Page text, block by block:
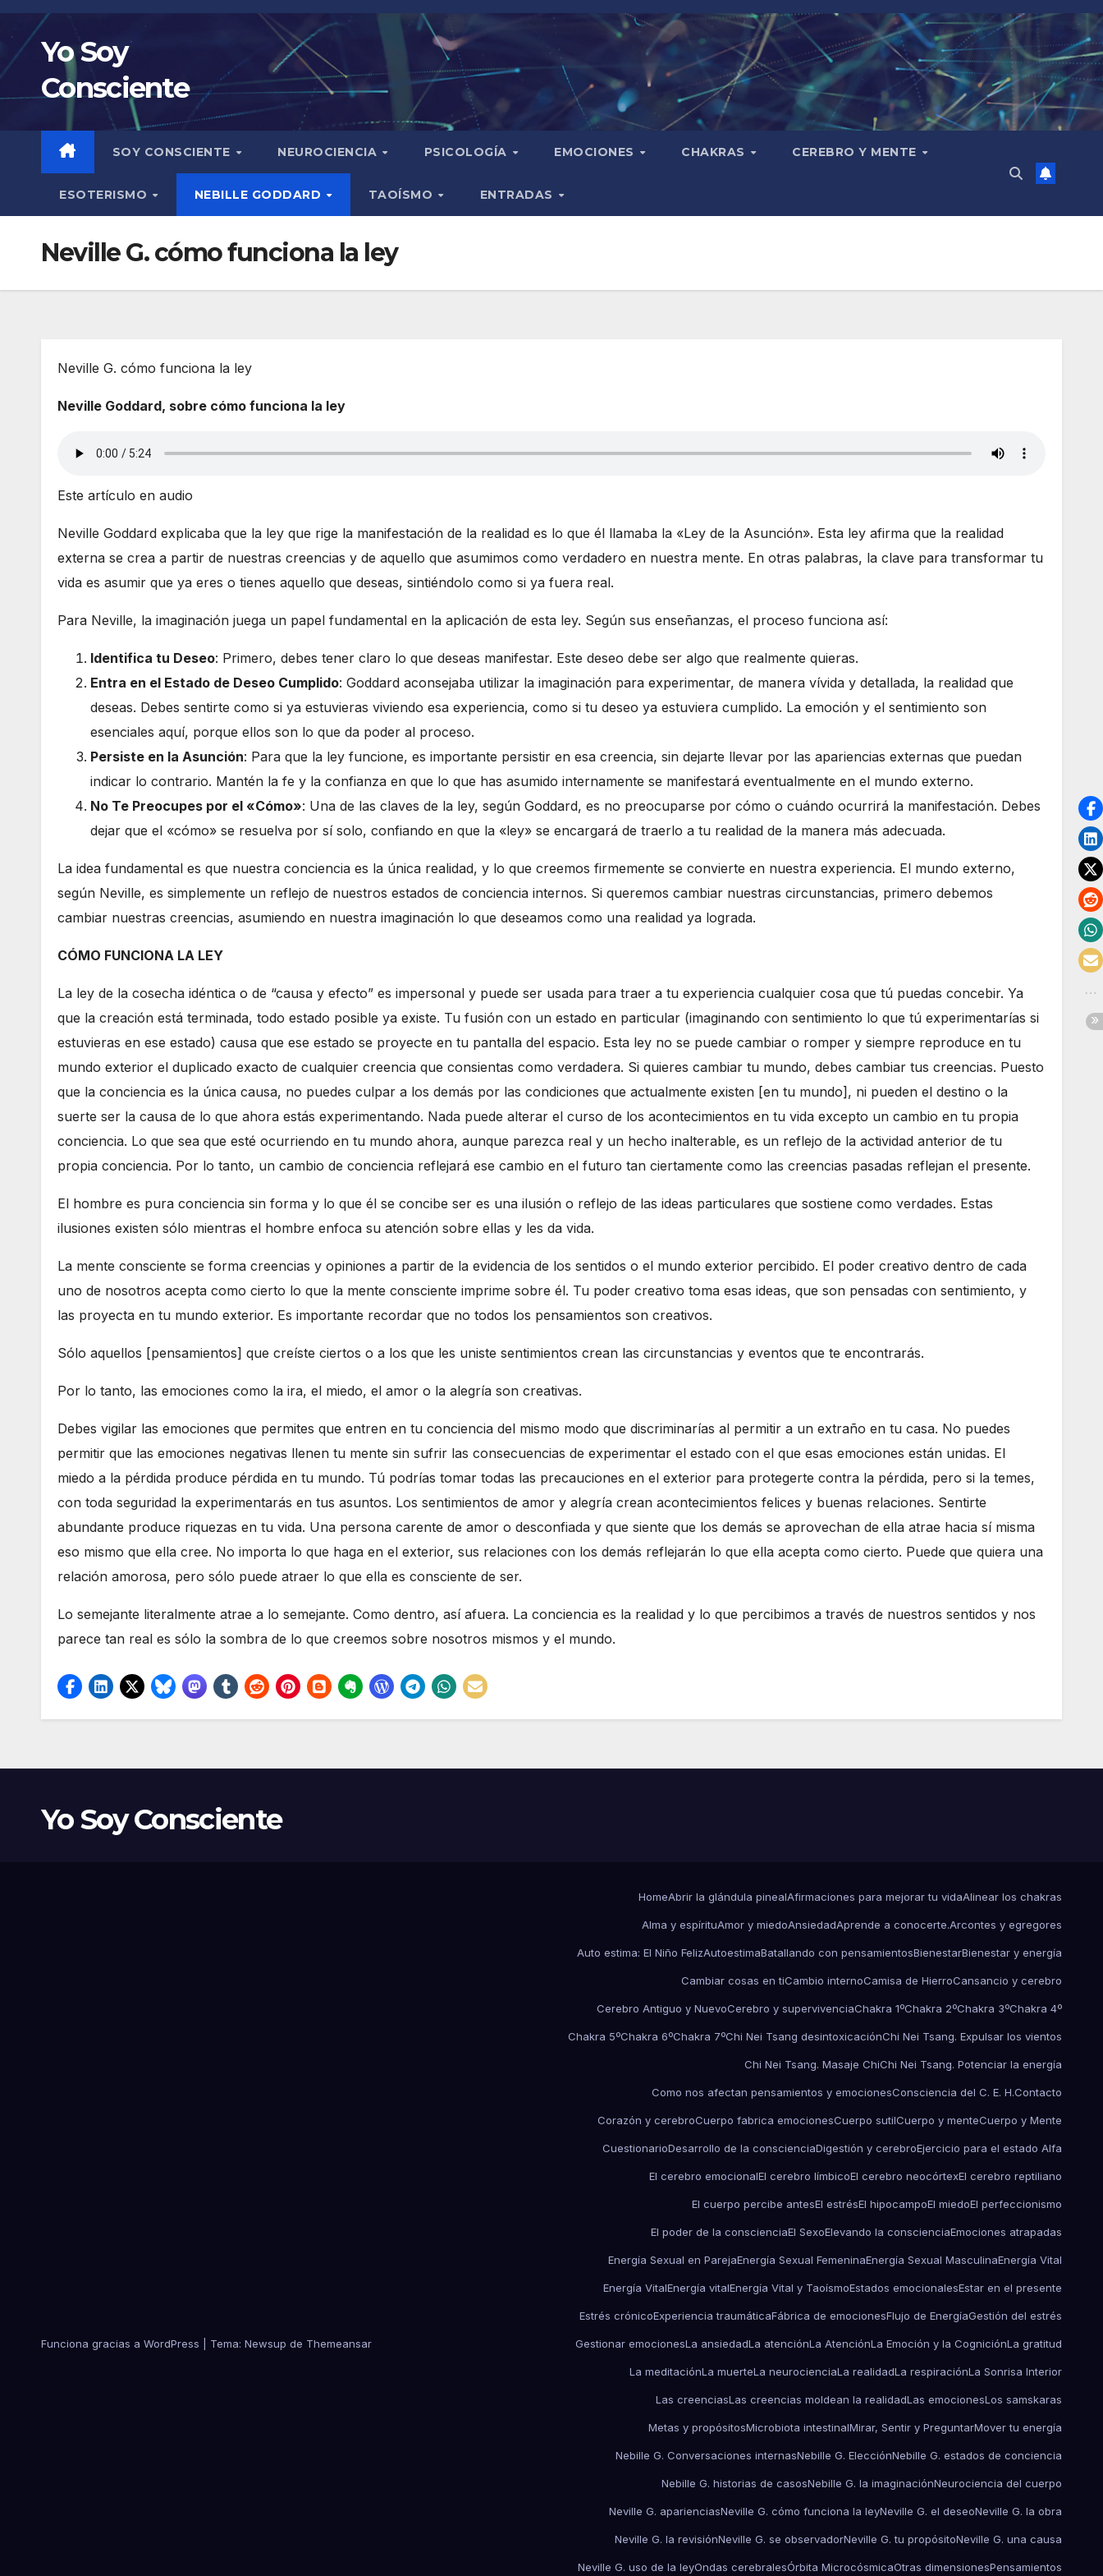
Saltar
contenidoYo Soy
Consciente
SOY CONSCIENTE NEUROCIENCIA PSICOLOGÍA EMOCIONES CHAKRAS CEREBRO Y MENTE
ESOTERISMO NEBILLE GODDARD TAOÍSMO ENTRADAS
Neville G. cómo funciona la ley
Neville G. cómo funciona la ley
Neville Goddard, sobre cómo funciona la ley
Este artículo en audio
Neville Goddard explicaba que la ley que rige la manifestación de la realidad es lo que él llamaba la «Ley de la Asunción». Esta ley afirma que la realidad
externa se crea a partir de nuestras creencias y de aquello que asumimos como verdadero en nuestra mente. En otras palabras, la clave para transformar tu
vida es asumir que ya eres o tienes aquello que deseas, sintiéndolo como si ya fuera real.
Para Neville, la imaginación juega un papel fundamental en la aplicación de esta ley. Según sus enseñanzas, el proceso funciona así:
Identifica tu Deseo: Primero, debes tener claro lo que deseas manifestar. Este deseo debe ser algo que realmente quieras.
Entra en el Estado de Deseo Cumplido: Goddard aconsejaba utilizar la imaginación para experimentar, de manera vívida y detallada, la realidad que
deseas. Debes sentirte como si ya estuvieras viviendo esa experiencia, como si tu deseo ya estuviera cumplido. La emoción y el sentimiento son
esenciales aquí, porque ellos son lo que da poder al proceso.
Persiste en la Asunción: Para que la ley funcione, es importante persistir en esa creencia, sin dejarte llevar por las apariencias externas que puedan
indicar lo contrario. Mantén la fe y la confianza en que lo que has asumido internamente se manifestará eventualmente en el mundo externo.
No Te Preocupes por el «Cómo»: Una de las claves de la ley, según Goddard, es no preocuparse por cómo o cuándo ocurrirá la manifestación. Debes
dejar que el «cómo» se resuelva por sí solo, confiando en que la «ley» se encargará de traerlo a tu realidad de la manera más adecuada.
La idea fundamental es que nuestra conciencia es la única realidad, y lo que creemos firmemente se convierte en nuestra experiencia. El mundo externo,
según Neville, es simplemente un reflejo de nuestros estados de conciencia internos. Si queremos cambiar nuestras circunstancias, primero debemos
cambiar nuestras creencias, asumiendo en nuestra imaginación lo que deseamos como una realidad ya lograda.
CÓMO FUNCIONA LA LEY
La ley de la cosecha idéntica o de “causa y efecto” es impersonal y puede ser usada para traer a tu experiencia cualquier cosa que tú puedas concebir. Ya
que la creación está terminada, todo estado posible ya existe. Tu fusión con un estado en particular (imaginando con sentimiento lo que tú experimentarías si
estuvieras en ese estado) causa que ese estado se proyecte en tu pantalla del espacio. Esta ley no se puede cambiar o romper y siempre reproduce en tu
mundo exterior el duplicado exacto de cualquier creencia que consientas como verdadera. Si quieres cambiar tu mundo, debes cambiar tus creencias. Puesto
que la conciencia es la única causa, no puedes culpar a los demás por las condiciones que actualmente existen [en tu mundo], ni pueden el destino o la
suerte ser la causa de lo que ahora estás experimentando. Nada puede alterar el curso de los acontecimientos en tu vida excepto un cambio en tu propia
conciencia. Lo que sea que esté ocurriendo en tu mundo ahora, aunque parezca real y un hecho inalterable, es un reflejo de la actividad anterior de tu
propia conciencia. Por lo tanto, un cambio de conciencia reflejará ese cambio en el futuro tan ciertamente como las creencias pasadas reflejan el presente.
El hombre es pura conciencia sin forma y lo que él se concibe ser es una ilusión o reflejo de las ideas particulares que sostiene como verdades. Estas
ilusiones existen sólo mientras el hombre enfoca su atención sobre ellas y les da vida.
La mente consciente se forma creencias y opiniones a partir de la evidencia de los sentidos o el mundo exterior percibido. El poder creativo dentro de cada
uno de nosotros acepta como cierto lo que la mente consciente imprime sobre él. Tu poder creativo toma esas ideas, que son pensadas con sentimiento, y
las proyecta en tu mundo exterior. Es importante recordar que no todos los pensamientos son creativos.
Sólo aquellos [pensamientos] que creíste ciertos o a los que les uniste sentimientos crean las circunstancias y eventos que te encontrarás.
Por lo tanto, las emociones como la ira, el miedo, el amor o la alegría son creativas.
Debes vigilar las emociones que permites que entren en tu conciencia del mismo modo que discriminarías al permitir a un extraño en tu casa. No puedes
permitir que las emociones negativas llenen tu mente sin sufrir las consecuencias de experimentar el estado con el que esas emociones están unidas. El
miedo a la pérdida produce pérdida en tu mundo. Tú podrías tomar todas las precauciones en el exterior para protegerte contra la pérdida, pero si la temes,
con toda seguridad la experimentarás en tus asuntos. Los sentimientos de amor y alegría crean acontecimientos felices y buenas relaciones. Sentirte
abundante produce riquezas en tu vida. Una persona carente de amor o desconfiada y que siente que los demás se aprovechan de ella atrae hacia sí misma
eso mismo que ella cree. No importa lo que haga en el exterior, sus relaciones con los demás reflejarán lo que ella acepta como cierto. Puede que quiera una
relación amorosa, pero sólo puede atraer lo que ella es consciente de ser.
Lo semejante literalmente atrae a lo semejante. Como dentro, así afuera. La conciencia es la realidad y lo que percibimos a través de nuestros sentidos y nos
parece tan real es sólo la sombra de lo que creemos sobre nosotros mismos y el mundo.
Yo Soy Consciente
Funciona gracias a WordPress Tema: Newsup de Themeansar
HomeAbrir la glándula pinealAfirmaciones para mejorar tu vidaAlinear los chakras
Alma y espírituAmor y miedoAnsiedadAprende a conocerte.Arcontes y egregores
Auto estima: El Niño FelizAutoestimaBatallando con pensamientosBienestarBienestar y energía
Cambiar cosas en tiCambio internoCamisa de HierroCansancio y cerebro
Cerebro Antiguo y NuevoCerebro y supervivenciaChakra 1ºChakra 2ºChakra 3ºChakra 4º
Chakra 5ºChakra 6ºChakra 7ºChi Nei Tsang desintoxicaciónChi Nei Tsang. Expulsar los vientos
Chi Nei Tsang. Masaje ChiChi Nei Tsang. Potenciar la energía
Como nos afectan pensamientos y emocionesConsciencia del C. E. H.Contacto
Corazón y cerebroCuerpo fabrica emocionesCuerpo sutilCuerpo y menteCuerpo y Mente
CuestionarioDesarrollo de la conscienciaDigestión y cerebroEjercicio para el estado Alfa
El cerebro emocionalEl cerebro límbicoEl cerebro neocórtexEl cerebro reptiliano
El cuerpo percibe antesEl estrésEl hipocampoEl miedoEl perfeccionismo
El poder de la conscienciaEl SexoElevando la conscienciaEmociones atrapadas
Energía Sexual en ParejaEnergía Sexual FemeninaEnergía Sexual MasculinaEnergía Vital
Energía VitalEnergía vitalEnergía Vital y TaoísmoEstados emocionalesEstar en el presente
Estrés crónicoExperiencia traumáticaFábrica de emocionesFlujo de EnergíaGestión del estrés
Gestionar emocionesLa ansiedadLa atenciónLa AtenciónLa Emoción y la CogniciónLa gratitud
La meditaciónLa muerteLa neurocienciaLa realidadLa respiraciónLa Sonrisa Interior
Las creenciasLas creencias moldean la realidadLas emocionesLos samskaras
Metas y propósitosMicrobiota intestinalMirar, Sentir y PreguntarMover tu energía
Nebille G. Conversaciones internasNebille G. ElecciónNebille G. estados de conciencia
Nebille G. historias de casosNebille G. la imaginaciónNeurociencia del cuerpo
Neville G. aparienciasNeville G. cómo funciona la leyNeville G. el deseoNeville G. la obra
Neville G. la revisiónNeville G. se observadorNeville G. tu propósitoNeville G. una causa
Neville G. uso de la leyOndas cerebralesÓrbita MicrocósmicaOtras dimensionesPensamientos